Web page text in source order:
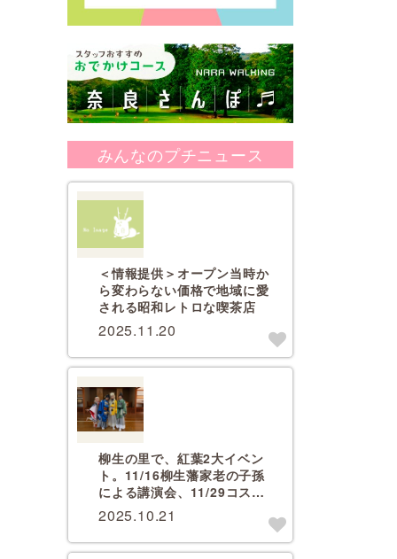
みんなのプチニュース
＜情報提供＞オープン当時か
ら変わらない価格で地域に愛
される昭和レトロな喫茶店
2025.11.20
柳生の里で、紅葉2大イベン
ト。11/16柳生藩家老の子孫
による講演会、11/29コスプ
レ撮影会【要予約】
2025.10.21